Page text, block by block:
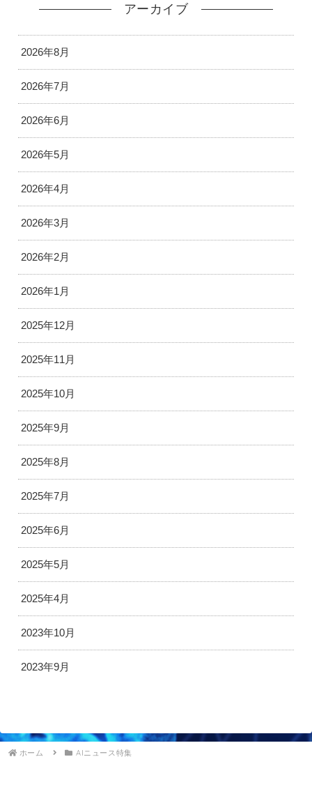
アーカイブ
2026年8月
2026年7月
2026年6月
2026年5月
2026年4月
2026年3月
2026年2月
2026年1月
2025年12月
2025年11月
2025年10月
2025年9月
2025年8月
2025年7月
2025年6月
2025年5月
2025年4月
2023年10月
2023年9月
ホーム AIニュース特集